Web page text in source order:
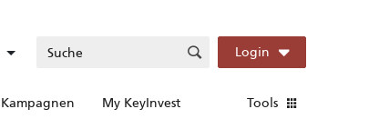
Login
Kampagnen My KeyInvest Tools